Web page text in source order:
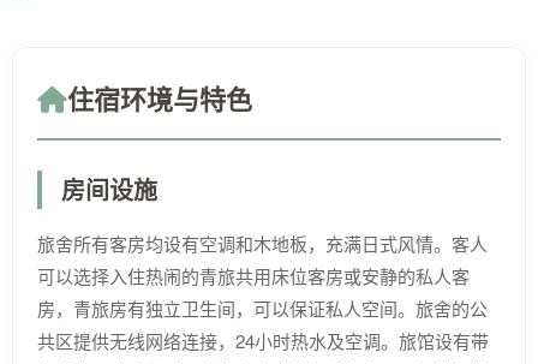
住宿环境与特色
房间设施
旅舍所有客房均设有空调和木地板，充满日式风情。客人
可以选择入住热闹的青旅共用床位客房或安静的私人客
房，青旅房有独立卫生间，可以保证私人空间。旅舍的公
共区提供无线网络连接，24小时热水及空调。旅馆设有带